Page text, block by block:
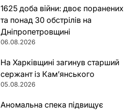
1625 доба війни: двоє поранених
та понад 30 обстрілів на
Дніпропетровщині
06.08.2026
На Харківщині загинув старший
сержант із Кам’янського
05.08.2026
Аномальна спека підвищує